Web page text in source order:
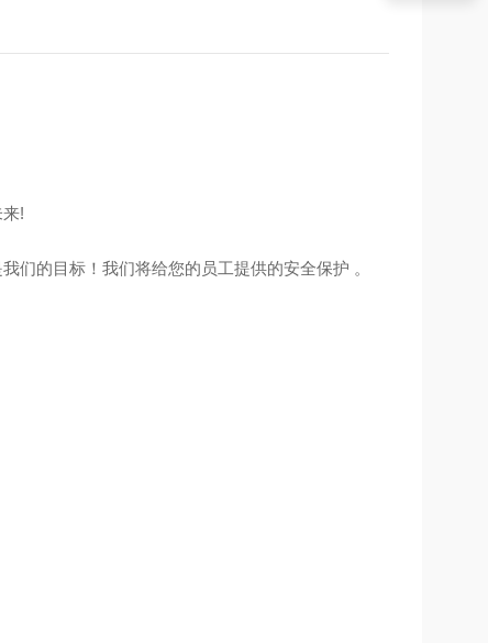
!
的目标！我们将给您的员工提供的安全保护 。